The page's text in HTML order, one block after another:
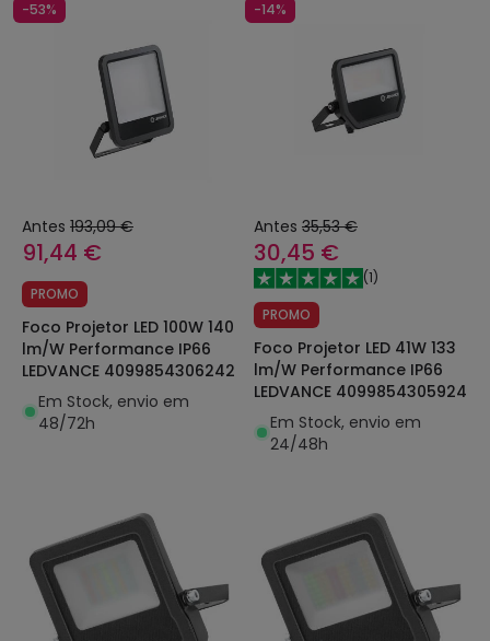
-53%
Antes 193,09 €
91,44 €
PROMO
Foco Projetor LED 100W 140
lm/W Performance IP66
LEDVANCE 4099854306242
Em Stock, envio em
48/72h
-14%
Antes 35,53 €
30,45 €
(1)
PROMO
Foco Projetor LED 41W 133
lm/W Performance IP66
LEDVANCE 4099854305924
Em Stock, envio em
24/48h